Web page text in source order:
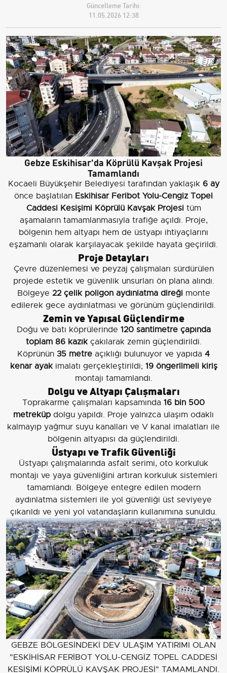
Güncelleme Tarihi:
11.05.2026 12:38
Gebze Eskihisar'da Köprülü Kavşak Projesi
Tamamlandı
Kocaeli Büyükşehir Belediyesi tarafından yaklaşık 6 ay
önce başlatılan Eskihisar Feribot Yolu-Cengiz Topel
Caddesi Kesişimi Köprülü Kavşak Projesitüm
aşamaların tamamlanmasıyla trafiğe açıldı. Proje,
bölgenin hem altyapı hem de üstyapı ihtiyaçlarını
eşzamanlı olarak karşılayacak şekilde hayata geçirildi.
Proje Detayları
Çevre düzenlemesi ve peyzaj çalışmaları sürdürülen
projede estetik ve güvenlik unsurları ön plana alındı.
Bölgeye 22 çelik poligon aydınlatma direğimonte
edilerek gece aydınlatması ve görünüm güçlendirildi.
Zemin ve Yapısal Güçlendirme
Doğu ve batı köprülerinde 120 santimetre çapında
toplam 86 kazıkçakılarak zemin güçlendirildi.
Köprünün 35 metre açıklığı bulunuyor ve yapıda 4
kenar ayakimalatı gerçekleştirildi; 19 öngerilmeli kiriş
montajı tamamlandı.
Dolgu ve Altyapı Çalışmaları
Toprakarme çalışmaları kapsamında 16 bin 500
metreküp dolgu yapıldı. Proje yalnızca ulaşım odaklı
kalmayıp yağmur suyu kanalları ve V kanal imalatları ile
bölgenin altyapısı da güçlendirildi.
Üstyapı ve Trafik Güvenliği
Üstyapı çalışmalarında asfalt serimi, oto korkuluk
montajı ve yaya güvenliğini artıran korkuluk sistemleri
tamamlandı. Bölgeye entegre edilen modern
aydınlatma sistemleri ile yol güvenliği üst seviyeye
çıkarıldı ve yeni yol vatandaşların kullanımına sunuldu.
GEBZE BÖLGESİNDEKİ DEV ULAŞIM YATIRIMI OLAN
"ESKİHİSAR FERİBOT YOLU-CENGİZ TOPEL CADDESİ
KESİŞİMİ KÖPRÜLÜ KAVŞAK PROJESİ" TAMAMLANDI.